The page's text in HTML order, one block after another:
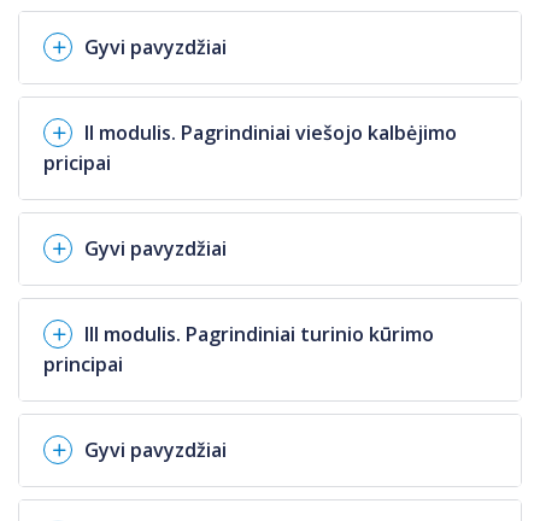
Gyvi pavyzdžiai
II modulis. Pagrindiniai viešojo kalbėjimo
pricipai
Gyvi pavyzdžiai
III modulis. Pagrindiniai turinio kūrimo
principai
Gyvi pavyzdžiai